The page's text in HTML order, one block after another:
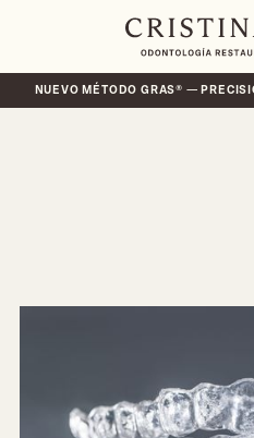
NUEVO MÉTODO GRAS® —